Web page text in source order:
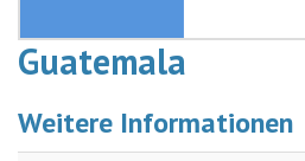
Guatemala
Weitere Informationen